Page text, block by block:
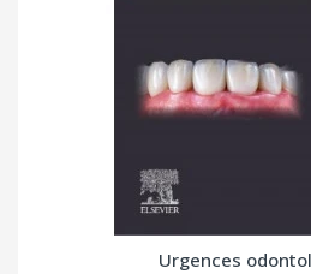
Urgences